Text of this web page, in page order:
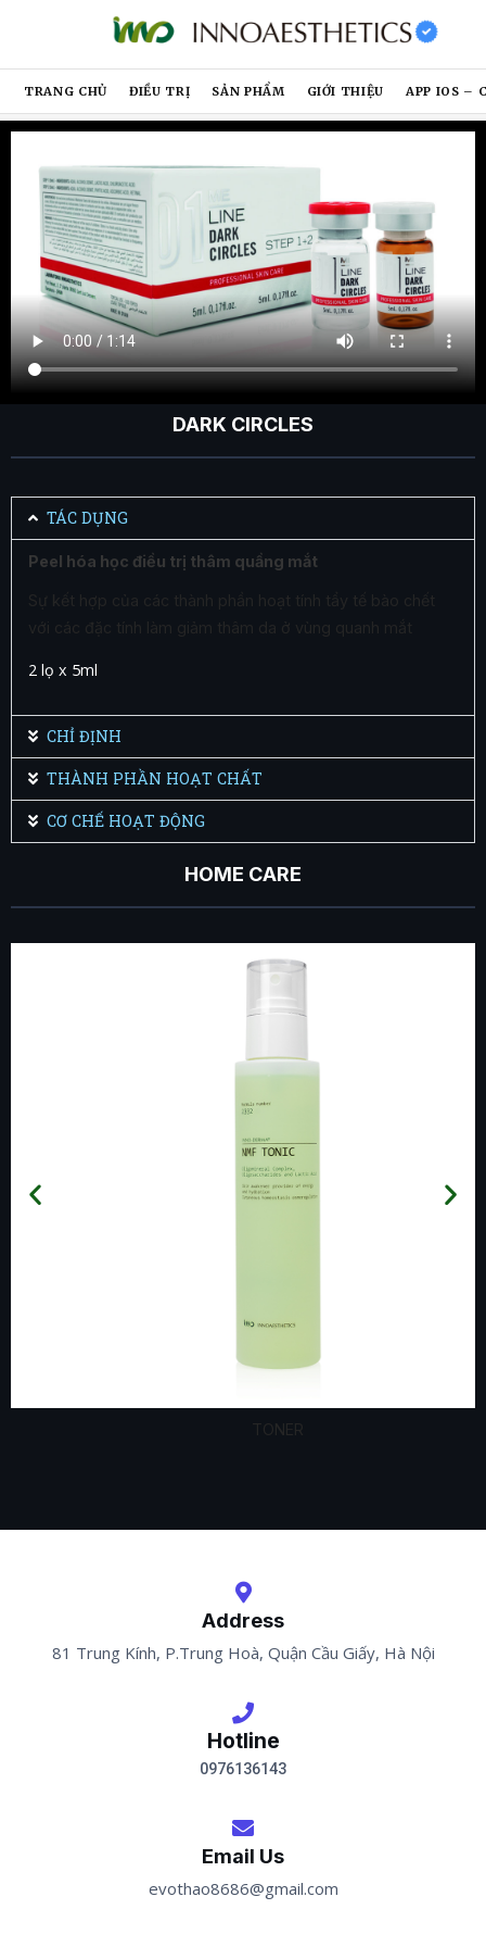
TRANG CHỦ ĐIỀU TRỊ SẢN PHẨM GIỚI THIỆU APP IOS –
DARK CIRCLES
TÁC DỤNG
Peel hóa học điều trị thâm quầng mắt
Sự kết hợp của các thành phần hoạt tính tẩy tế bào chết
với các đặc tính làm giảm thâm da ở vùng quanh mắt
2 lọ x 5ml
CHỈ ĐỊNH
THÀNH PHẦN HOẠT CHẤT
CƠ CHẾ HOẠT ĐỘNG
HOME CARE
TONER
Address
81 Trung Kính, P.Trung Hoà, Quận Cầu Giấy, Hà Nội
Hotline
0976136143
Email Us
evothao8686@gmail.com